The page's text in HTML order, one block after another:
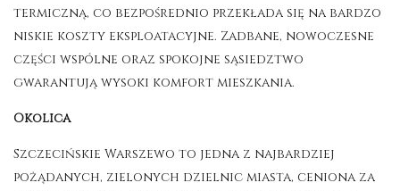
termiczną, co bezpośrednio przekłada się na bardzo
niskie koszty eksploatacyjne. Zadbane, nowoczesne
części wspólne oraz spokojne sąsiedztwo
gwarantują wysoki komfort mieszkania.
Okolica
Szczecińskie Warszewo to jedna z najbardziej
pożądanych, zielonych dzielnic miasta, ceniona za